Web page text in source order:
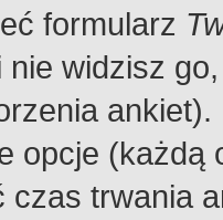
formularz
widzisz
opcje
trwania